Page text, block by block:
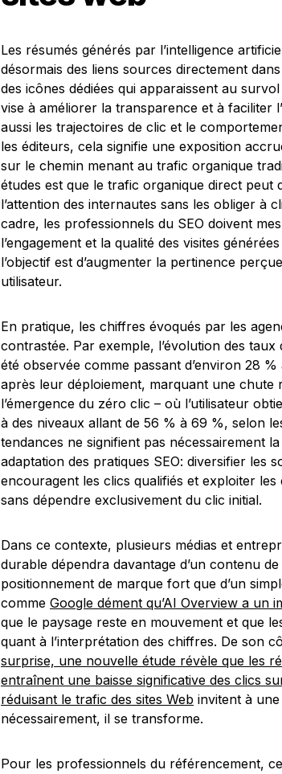
Les résumés générés par l’intelligence
désormais des liens sources directement
des icônes dédiées qui apparaissent au
vise à améliorer la transparence et à faciliter
aussi les trajectoires de clic et le
les éditeurs, cela signifie une exposition
sur le chemin menant au trafic organique
études est que le trafic organique direct
l’attention des internautes sans les obliger à
cadre, les professionnels du SEO doivent
l’engagement et la qualité des visites
l’objectif est d’augmenter la pertinence
utilisateur.
En pratique, les chiffres évoqués par les
contrastée. Par exemple, l’évolution des
été observée comme passant d’environ 28
après leur déploiement, marquant une chute
l’émergence du zéro clic – où l’utilisateur
à des niveaux allant de 56 % à 69 %, selon
tendances ne signifient pas nécessairement
adaptation des pratiques SEO: diversifier les
encouragent les clics qualifiés et exploiter
sans dépendre exclusivement du clic initial.
Dans ce contexte, plusieurs médias et
durable dépendra davantage d’un contenu
positionnement de marque fort que d’un
comme Google dément qu’AI Overview a un
que le paysage reste en mouvement et que
quant à l’interprétation des chiffres. De son
surprise, une nouvelle étude révèle que les
entraînent une baisse significative des clics
réduisant le trafic des sites Web invitent à
nécessairement, il se transforme.
Pour les professionnels du référencement,